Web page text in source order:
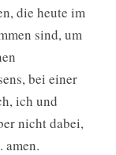
die heute im
sind, um
bei einer
ich und
nicht dabei,
amen.